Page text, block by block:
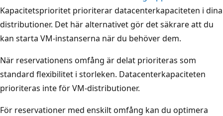
Kapacitetsprioritet prioriterar datacenterkapaciteten i dina
distributioner. Det här alternativet gör det säkrare att du
kan starta VM-instanserna när du behöver dem.
När reservationens omfång är delat prioriteras som
standard flexibilitet i storleken. Datacenterkapaciteten
prioriteras inte för VM-distributioner.
För reservationer med enskilt omfång kan du optimera